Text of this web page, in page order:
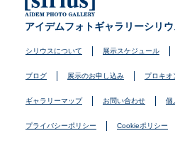
アイデムフォトギャラリーシリウ
シリウスについて 展示スケジュール
ブログ 展示のお申し込み プロキオ
ギャラリーマップ お問い合わせ 個
プライバシーポリシー Cookieポリシー